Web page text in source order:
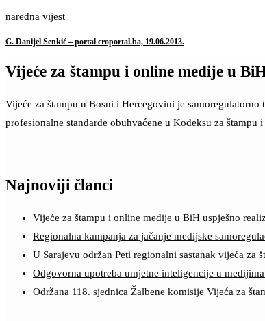
naredna vijest
G. Danijel Senkić – portal croportal.ba, 19.06.2013.
Vijeće za štampu i online medije u
Vijeće za štampu u Bosni i Hercegovini je
profesionalne standarde obuhvaćene u Kodeksu za štampu
Najnoviji članci
Vijeće za štampu i online medije u BiH uspješno
Regionalna kampanja za jačanje medijske
U Sarajevu održan Peti regionalni sastanak vijeća za
Odgovorna upotreba umjetne inteligencije u
Održana 118. sjednica Žalbene komisije Vijeća za